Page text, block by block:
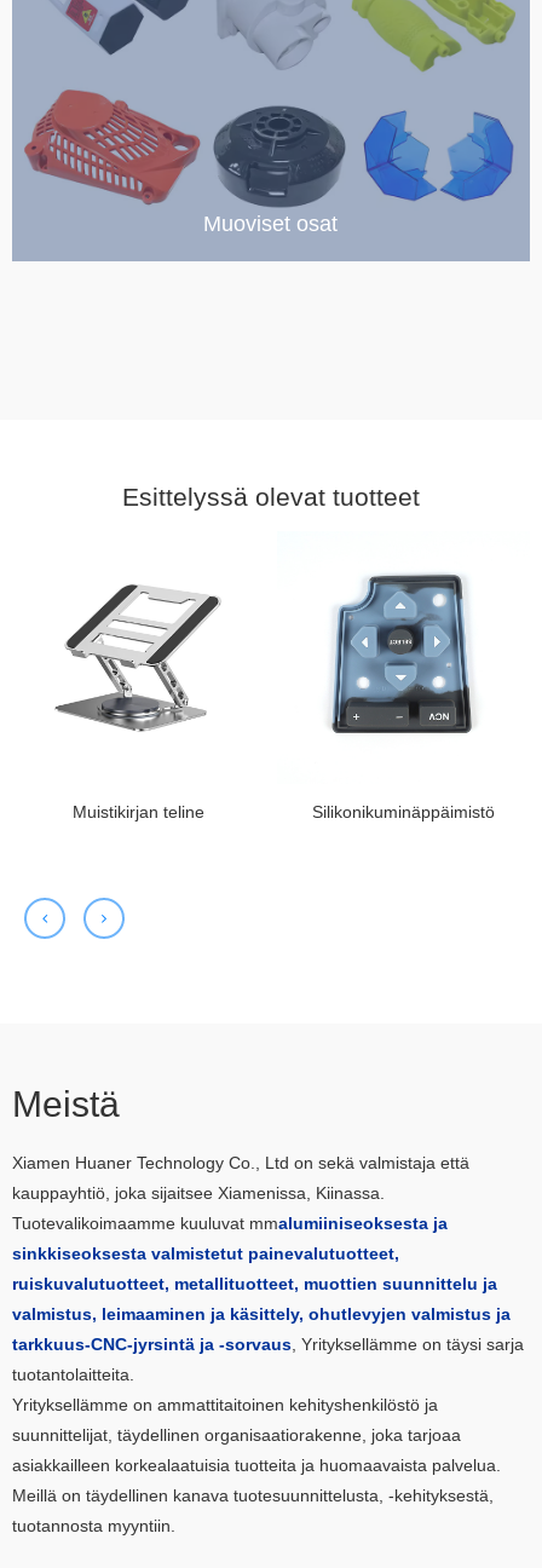
Muoviset osat
Esittelyssä olevat tuotteet
Muistikirjan teline Silikonikuminäppäimistö
Meistä
Xiamen Huaner Technology Co., Ltd on sekä valmistaja että
kauppayhtiö, joka sijaitsee Xiamenissa, Kiinassa.
Tuotevalikoimaamme kuuluvat mmalumiiniseoksesta ja
sinkkiseoksesta valmistetut painevalutuotteet,
ruiskuvalutuotteet, metallituotteet, muottien suunnittelu ja
valmistus, leimaaminen ja käsittely, ohutlevyjen valmistus ja
tarkkuus-CNC-jyrsintä ja -sorvaus , Yrityksellämme on täysi sarja
tuotantolaitteita.
Yrityksellämme on ammattitaitoinen kehityshenkilöstö ja
suunnittelijat, täydellinen organisaatiorakenne, joka tarjoaa
asiakkailleen korkealaatuisia tuotteita ja huomaavaista palvelua.
Meillä on täydellinen kanava tuotesuunnittelusta, -kehityksestä,
tuotannosta myyntiin.